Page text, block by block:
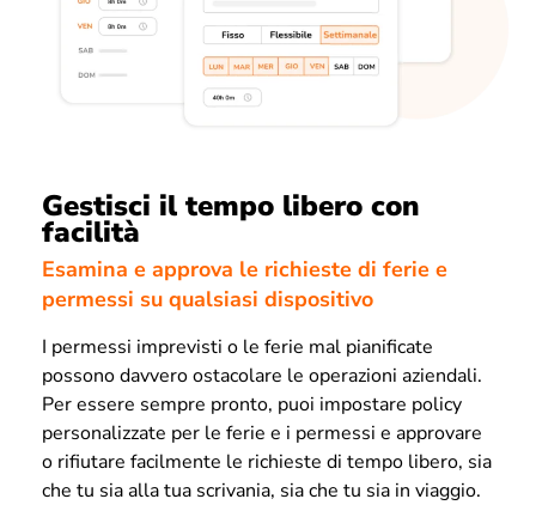
Gestisci il tempo libero con
facilità
Esamina e approva le richieste di ferie e
permessi su qualsiasi dispositivo
I permessi imprevisti o le ferie mal pianificate
possono davvero ostacolare le operazioni aziendali.
Per essere sempre pronto, puoi impostare policy
personalizzate per le ferie e i permessi e approvare
o rifiutare facilmente le richieste di tempo libero, sia
che tu sia alla tua scrivania, sia che tu sia in viaggio.